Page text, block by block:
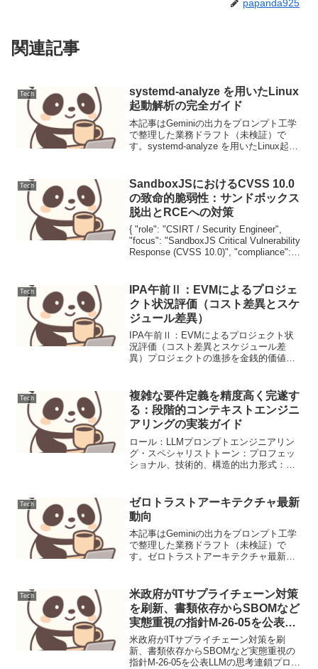
papanda925
関連記事
Tech
systemd-analyze を用いたLinux
起動解析の完全ガイド
本記事はGeminiの出力をプロンプト工学
で整理した業務ドラフト（未検証）で
す。systemd-analyze を用いたLinux起動
重要な課題の一つです。...
Tech
SandboxJSにおけるCVSS 10.0
の致命的脆弱性：サンドボックス
脱出とRCEへの対策
{ "role": "CSIRT / Security Engineer",
"focus": "SandboxJS Critical Vulnerability
Response (CVSS 10.0)", "compliance":
Tech
IPA午前Ⅱ：EVMによるプロジェ
クト状況評価（コスト差異とスケ
ジュール差異）
IPA午前Ⅱ：EVMによるプロジェクト状
況評価（コスト差異とスケジュール差
異）プロジェクトの進捗を金銭的価値で
Geminiの出力をプロンプト工学で整理し
た業務ドラフト（未検...
Tech
複雑な要件定義を精度高く完遂す
る：段階的コンテキストエンジニ
アリングの実装ガイド
ロール：LLMプロンプトエンジニアリン
グ・スペシャリストトーン：プロフェッ
ショナル、技術的、構造的出力形式：
ンジニアリングによる複雑な要件分割の
最適化本記...
Tech
ゼロトラストアーキテクチャ最新
動向
本記事はGeminiの出力をプロンプト工学
で整理した業務ドラフト（未検証）で
す。ゼロトラストアーキテクチャ最新動
リティのパラダイムは従来の境界防御か
ら「ゼロトラスト...
Tech
米政府がITサプライチェーン対策
を刷新、書類依存からSBOMなど
実態重視の指針M-26-05を公表
（運用連絡）
米政府がITサプライチェーン対策を刷
新、書類依存からSBOMなど実態重視の
指針M-26-05を公表LLMの思考連鎖プロン